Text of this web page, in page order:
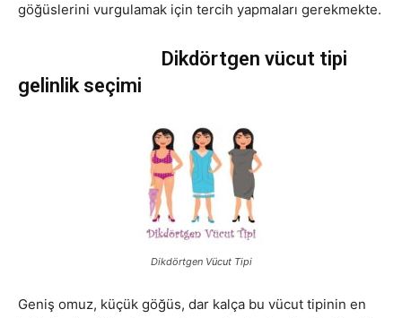
göğüslerini vurgulamak için tercih yapmaları gerekmekte.
Dikdörtgen vücut tipi
gelinlik seçimi
Dikdörtgen Vücut Tipi
Geniş omuz, küçük göğüs, dar kalça bu vücut tipinin en